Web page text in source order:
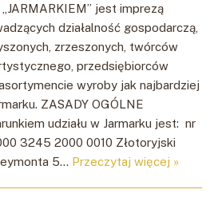
jest imprezą
działalność gospodarczą,
zrzeszonych, twórców
przedsiębiorców
wyroby jak najbardziej
ZASADY OGÓLNE
udziału w Jarmarku jest: nr
3245 2000 0010 Złotoryjski
5… Przeczytaj więcej »